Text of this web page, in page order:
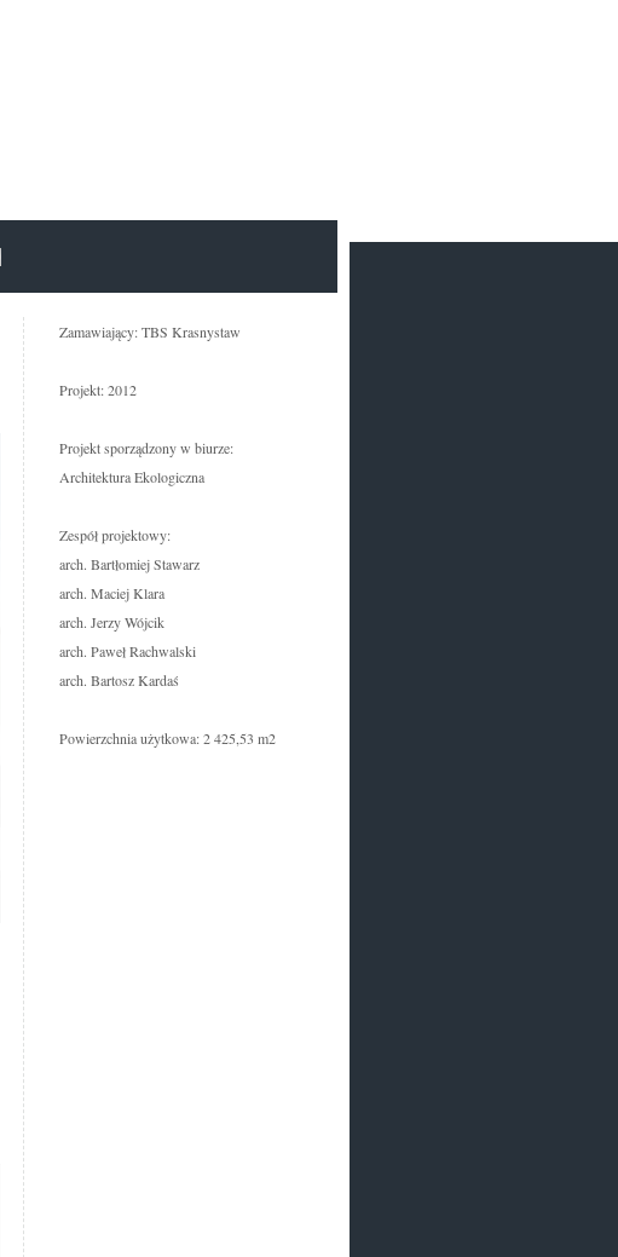
Zamawiający: TBS Krasnystaw
Projekt: 2012
Projekt sporządzony w biurze:
Architektura Ekologiczna
Zespół projektowy:
arch. Bartłomiej Stawarz
arch. Maciej Klara
arch. Jerzy Wójcik
arch. Paweł Rachwalski
arch. Bartosz Kardaś
Powierzchnia użytkowa: 2 425,53 m2